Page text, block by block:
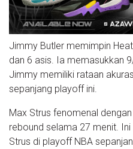
Jimmy Butler memimpin
dan 6 asis. Ia memasukkan
Jimmy memiliki rataan
sepanjang playoff ini.
Max Strus fenomenal
rebound selama 27 menit.
Strus di playoff NBA